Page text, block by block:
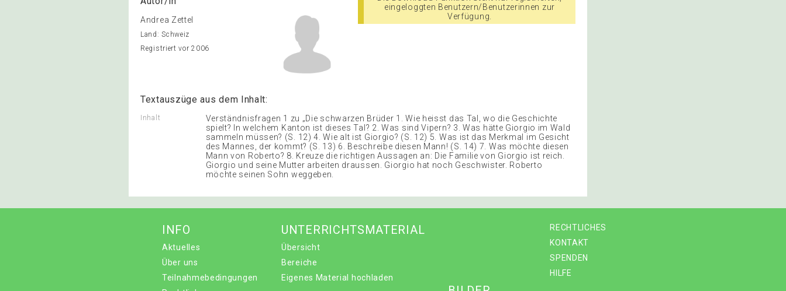
Andrea Zettel
Land: Schweiz
Registriert vor 2006
eingeloggten Benutzern/Benutzerinnen zur
Verfügung.
Textauszüge aus dem Inhalt:
Inhalt
Verständnisfragen 1 zu „Die schwarzen Brüder 1. Wie heisst das Tal, wo die Geschichte
spielt? In welchem Kanton ist dieses Tal? 2. Was sind Vipern? 3. Was hätte Giorgio im Wald
sammeln müssen? (S. 12) 4. Wie alt ist Giorgio? (S. 12) 5. Was ist das Merkmal im Gesicht
des Mannes, der kommt? (S. 13) 6. Beschreibe diesen Mann! (S. 14) 7. Was möchte diesen
Mann von Roberto? 8. Kreuze die richtigen Aussagen an: Die Familie von Giorgio ist reich.
Giorgio und seine Mutter arbeiten draussen. Giorgio hat noch Geschwister. Roberto
möchte seinen Sohn weggeben.
RECHTLICHES
KONTAKT
SPENDEN
HILFE
INFO
Aktuelles
Über uns
Teilnahmebedingungen
UNTERRICHTSMATERIAL
Übersicht
Bereiche
Eigenes Material hochladen